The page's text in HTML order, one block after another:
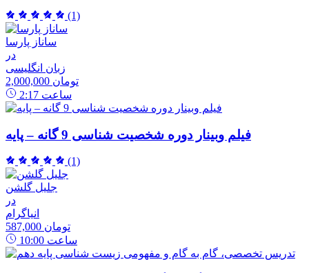
(1)
ساناز پارسا
در
زبان انگلیسی
2,000,000 تومان
2:17 ساعت
فیلم وبینار دوره شخصیت شناسی 9 گانه – پایه
(1)
جلیل گلشن
در
انیاگرام
587,000 تومان
10:00 ساعت